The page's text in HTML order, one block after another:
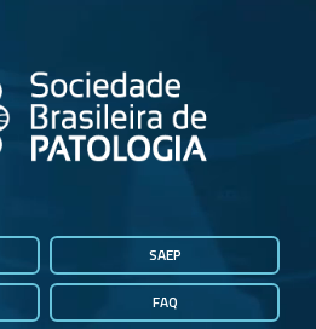
SAEP
FAQ